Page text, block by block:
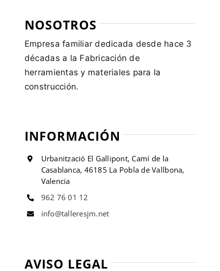
NOSOTROS
Empresa familiar dedicada desde hace 3
décadas a la Fabricación de
herramientas y materiales para la
construcción.
INFORMACIÓN
Urbanització El Gallipont, Camí de la
Casablanca, 46185 La Pobla de Vallbona,
Valencia
962 76 01 12
info@talleresjm.net
AVISO LEGAL